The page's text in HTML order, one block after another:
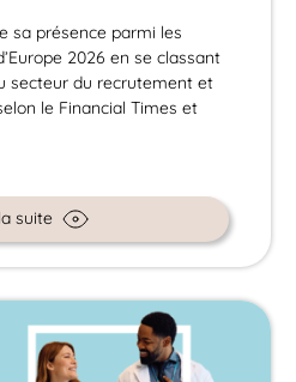
sa présence parmi les
2026 en se classant
secteur du recrutement et
le Financial Times et
suite